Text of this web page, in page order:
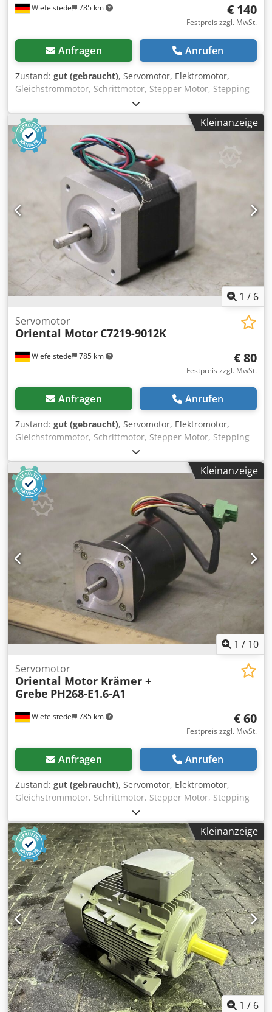
Wiefelstede 785 km € 140
Festpreis zzgl. MwSt.
Anfragen Anrufen
Zustand: gut (gebraucht), Servomotor, Elektromotor,
Gleichstrommotor, Schrittmotor, Stepper Motor, Stepping
Motor, Zweiphasen- Schrittmotor Chedsq Adpispfx Aa Eja -
Hersteller: isert-electronic: Zweiphasen- Schrittmotor 1.8° -
Getriebe: 3465 A2411-9212-A2 -Motor: Oriental Motor Typ
2GK9K -Welle: Ø 8 x 27 mm -Anzahl: 6x Schrittmotor
vorhanden -Preis: pro Stück -Abmessung: 135/60/H60 mm -
Gewicht: 0,9 kg/St.
Kleinanzeige
1 / 6
Wiefelstede 785 km
Servomotor
Oriental Motor C7219-9012K
€ 80
Festpreis zzgl. MwSt.
Anfragen Anrufen
Zustand: gut (gebraucht), Servomotor, Elektromotor,
Gleichstrommotor, Schrittmotor, Stepper Motor, Stepping
Motor -Hersteller: Oriental Motor, Vexta Stepping Motor
Schrittmotor Cjdpfxeq Dr Sce Aa Eeha -Typ C7219-9012K -
Welle: Ø 5 x 18 mm -Abmessung: 67/42/H42 mm -Gewicht:
0,3 kg
Kleinanzeige
1 / 10
Wiefelstede 785 km
Servomotor
Oriental Motor Krämer +
Grebe PH268-E1.6-A1
€ 60
Festpreis zzgl. MwSt.
Anfragen Anrufen
Zustand: gut (gebraucht), Servomotor, Elektromotor,
Gleichstrommotor, Schrittmotor, Stepper Motor, Stepping
Motor -Hersteller: Oriental Motor, Vexta Servomotor
Schrittmotor aus Vakuumverpackungsanlage Tiromat
3000/430 -Typ PH268-E1.6-A1 -Welle: Ø 6 x 20 mm -Anzahl:
3x Schrittmotoren vorhanden Chodpfshwgdxjx Aa Eea -
Preis: pro Stück -Abmessungen: 97/57/H57 mm -Gewicht:
0,2 kg/St.
Kleinanzeige
1 / 6